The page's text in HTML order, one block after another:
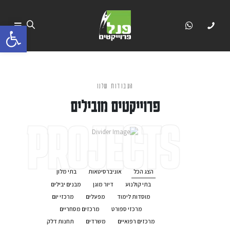
PROJECTS
העבודות שלנו
פרוייקטים מובילים
הצג הכל אוניברסיטאות
בתי מלון
בתי קולנוע
דיור מוגן
מבנים יבילים
מוסדות לימוד
מפעלים
מרכזי יום
מרכזי ספורט
מרכזים מסחריים
מרכזים רפואיים
משרדים תחנות דלק